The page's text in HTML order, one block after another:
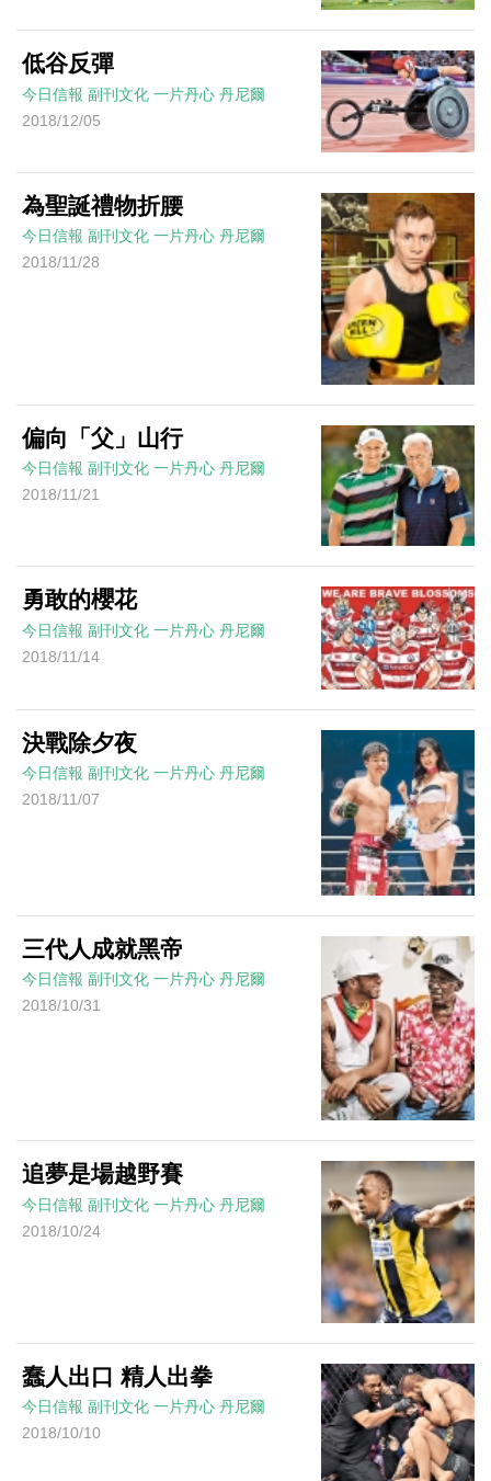
低谷反彈
今日信報 副刊文化 一片丹心 丹尼爾
2018/12/05
為聖誕禮物折腰
今日信報 副刊文化 一片丹心 丹尼爾
2018/11/28
偏向「父」山行
今日信報 副刊文化 一片丹心 丹尼爾
2018/11/21
勇敢的櫻花
今日信報 副刊文化 一片丹心 丹尼爾
2018/11/14
決戰除夕夜
今日信報 副刊文化 一片丹心 丹尼爾
2018/11/07
三代人成就黑帝
今日信報 副刊文化 一片丹心 丹尼爾
2018/10/31
追夢是場越野賽
今日信報 副刊文化 一片丹心 丹尼爾
2018/10/24
蠢人出口 精人出拳
今日信報 副刊文化 一片丹心 丹尼爾
2018/10/10